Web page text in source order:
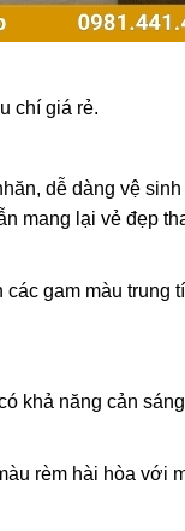
chí giá rẻ.
dễ dàng vệ sinh
mang lại vẻ đẹp
gam màu trung
khả năng cản
rèm hài hòa với